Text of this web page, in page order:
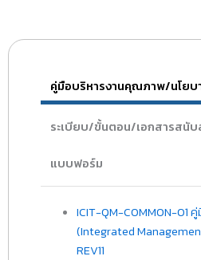
คู่มือบริหารงานคุณภาพ/นโยบ
ระเบียบ/ขั้นตอน/เอกสารสนั
แบบฟอร์ม
ICIT-QM-COMMON-01
(Integrated
REV11